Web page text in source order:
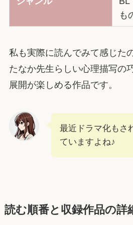
も
私も実際に読んでみて感じた
たなか先生らしい心理描写の
展開が楽しめる作品です。
最近ドラマ化もさ
ていますよね♪
読む順番と収録作品の詳